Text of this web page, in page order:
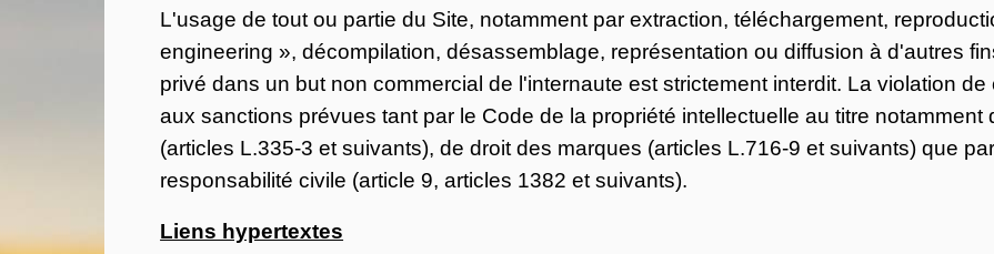
L'usage de tout ou partie du Site, notamment par extraction, téléchargement,
engineering », décompilation, désassemblage, représentation ou diffusion à d'autres
privé dans un but non commercial de l'internaute est strictement interdit. La violation
aux sanctions prévues tant par le Code de la propriété intellectuelle au titre
(articles L.335-3 et suivants), de droit des marques (articles L.716-9 et suivants) que
responsabilité civile (article 9, articles 1382 et suivants).
Liens hypertextes